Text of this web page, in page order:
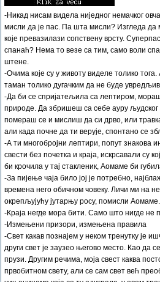
-Никад нисам видела ниједног немачког
мисли да је пас. Па шта мисли? Изгледа да
које превазилази сопствену врсту.
спанаћ? Нема то везе са тим, само воли
штене.
-Очима које су у животу виделе толико
таман толико дугачким да не буде
-Да би се спријатељила са лептиром,
природе. Да збришеш са себе ауру
помераш се и мислиш да си дрво, или
али када почне да ти верује, спонтано се
-А ти многобројни лептири, попут знакова
свести без почетка и краја, искрсавали су
би крочила у тај стакленик, Аомаме би
-За пијење чаја било јој је потребно,
времена него обичном човеку. Личи ми на
окрепљујућу јутарњу росу, помисли Аомаме.
-Краја негде мора бити. Само што нигде не
-Измењени призори, измењена правила
-Свет какав познајем у неком тренутку је
други свет је заузео његово место. Као да
прузи. Другим речима, моја свест каква
првобитном свету, али се сам свет већ